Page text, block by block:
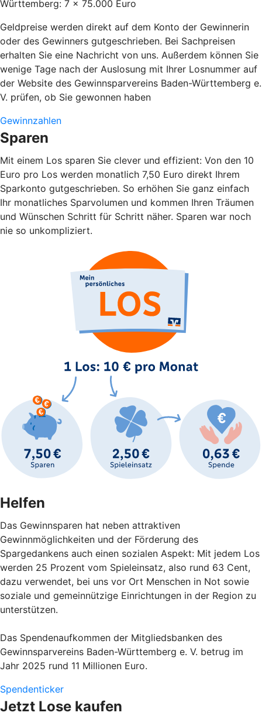
Württemberg: 7 x 75.000 Euro
Geldpreise werden direkt auf dem Konto der Gewinnerin
oder des Gewinners gutgeschrieben. Bei Sachpreisen
erhalten Sie eine Nachricht von uns. Außerdem können Sie
wenige Tage nach der Auslosung mit Ihrer Losnummer auf
der Website des Gewinnsparvereins Baden-Württemberg e.
V. prüfen, ob Sie gewonnen haben
Gewinnzahlen
Sparen
Mit einem Los sparen Sie clever und effizient: Von den 10
Euro pro Los werden monatlich 7,50 Euro direkt Ihrem
Sparkonto gutgeschrieben. So erhöhen Sie ganz einfach
Ihr monatliches Sparvolumen und kommen Ihren Träumen
und Wünschen Schritt für Schritt näher. Sparen war noch
nie so unkompliziert.
Helfen
Das Gewinnsparen hat neben attraktiven
Gewinnmöglichkeiten und der Förderung des
Spargedankens auch einen sozialen Aspekt: Mit jedem Los
werden 25 Prozent vom Spieleinsatz, also rund 63 Cent,
dazu verwendet, bei uns vor Ort Menschen in Not sowie
soziale und gemeinnützige Einrichtungen in der Region zu
unterstützen.
Das Spendenaufkommen der Mitgliedsbanken des
Gewinnsparvereins Baden-Württemberg e. V. betrug im
Jahr 2025 rund 11 Millionen Euro.
Spendenticker
Jetzt Lose kaufen